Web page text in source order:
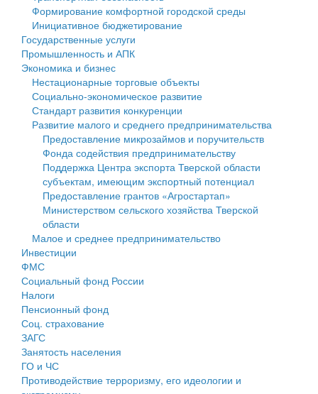
Государственные услуги
Промышленность и АПК
Экономика и бизнес
Символика
Устав
Гостям округа
Туризм
Культура
Образование
Здравоохранение
Социальная защита
Фотоальбом
муниципального округа Тверской области
Администрация Кашинского муниципального округа
Тверской области
Управление сельскими территориями
Открытые данные
Работа с обращениями граждан
Муниципальный контроль
Муниципальные услуги
Проекты административных регламентов
Антимонопольный комплаенс
Противодействие коррупции
Финансовое управление
Бюджет для граждан
Имущество
Выявление правообладателей ранее учтенных
объектов недвижимости
Имущественная поддержка субъектов малого и
среднего предпринимательства
Информационная поддержка субъектов малого и
среднего предпринимательства
Муниципальные программы
Контрольно-счетная палата
Персональные данные
Оценка регулирующего воздействия
Деятельность МУ
Формирование комфортной городской среды
Инициативное бюджетирование
Государственные услуги
Промышленность и АПК
Экономика и бизнес
Нестационарные торговые объекты
Социально-экономическое развитие
Стандарт развития конкуренции
Развитие малого и среднего предпринимательства
Предоставление микрозаймов и поручительств
Фонда содействия предпринимательству
Поддержка Центра экспорта Тверской области
субъектам, имеющим экспортный потенциал
Предоставление грантов «Агростартап»
Министерством сельского хозяйства Тверской
области
Малое и среднее предпринимательство
Инвестиции
ФМС
Социальный фонд России
Налоги
Пенсионный фонд
Соц. страхование
ЗАГС
Занятость населения
ГО и ЧС
Противодействие терроризму, его идеологии и